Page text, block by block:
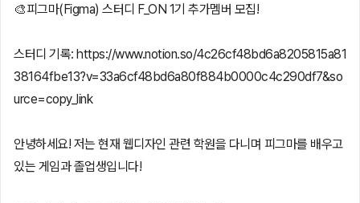
🎨피그마(Figma) 스터디 F_ON 1기 추가멤버 모집!
스터디 기록: https://www.notion.so/4c26cf48bd6a8205815a81
38164fbe13?v=33a6cf48bd6a80f884b0000c4c290df7&so
urce=copy_link
안녕하세요! 저는 현재 웹디자인 관련 학원을 다니며 피그마를 배우고
있는 게임과 졸업생입니다!